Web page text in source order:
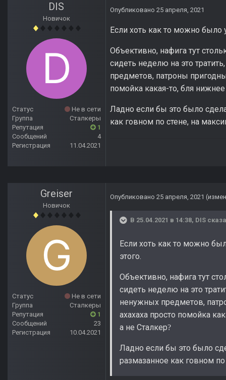
DIS
Новичок
Статус
Не в сети
Группа
Сталкеры
Репутация
1
Сообщений
4
Регистрация
11.04.2021
Опубликовано 25 апреля, 2021
Если хоть как то можно было
Объективно, нафига тут
сидеть неделю на это
предметов, патроны
помойка какая-то, бля
Ладно если бы это было
как говном по стене, на
Greiser
Новичок
Статус
Не в сети
Группа
Сталкеры
Репутация
1
Сообщений
23
Регистрация
10.04.2021
Опубликовано 25 апреля, 2021
В 25.04.2021 в 14:38, DIS
Если хоть как то можно
этого.
Объективно, нафига тут
сидеть неделю на это
ненужных предметов,
ахахаха просто помойка
а не Сталкер?
Ладно если бы это было
размазанное как говном